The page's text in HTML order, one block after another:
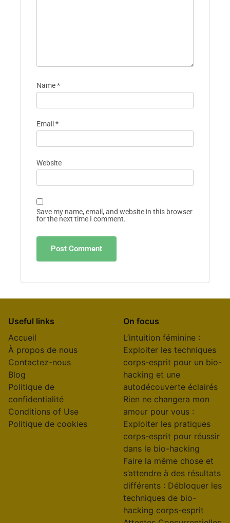
Name*
Email *
Website
Save my name, email, and website in this browser
for the next time I comment.
Useful links
Accueil
À propos de nous
Contactez-nous
Blog
Politique de
confidentialité
Conditions of Use
Politique de cookies
On focus
L’intuition féminine :
Exploiter les techniques
corps-esprit pour un bio-
hacking et une
autodécouverte éclairés
Rien ne changera mon
amour pour vous :
Exploiter les pratiques
corps-esprit pour réussir
dans le bio-hacking
Faire la même chose et
s’attendre à des résultats
différents : Débloquer les
techniques de bio-
hacking corps-esprit